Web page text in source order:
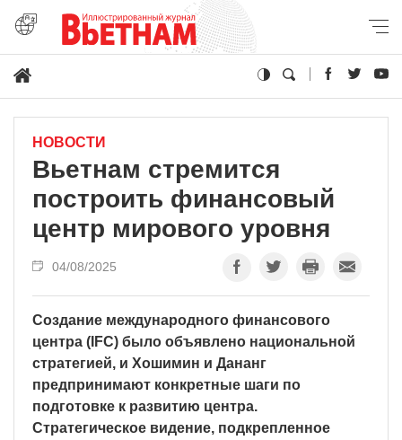
НОВОСТИ
Вьетнам стремится
построить финансовый
центр мирового уровня
04/08/2025
Создание международного финансового
центра (IFC) было объявлено национальной
стратегией, и Хошимин и Дананг
предпринимают конкретные шаги по
подготовке к развитию центра.
Стратегическое видение, подкрепленное